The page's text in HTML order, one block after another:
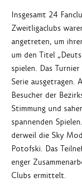
Insgesamt 24
Zweitligaclubs
angetreten, um
um den Titel
spielen. Das
Serie ausgetragen.
Besucher der
Stimmung und
spannenden
derweil die Sky
Potofski. Das
enger
Clubs ermittelt.